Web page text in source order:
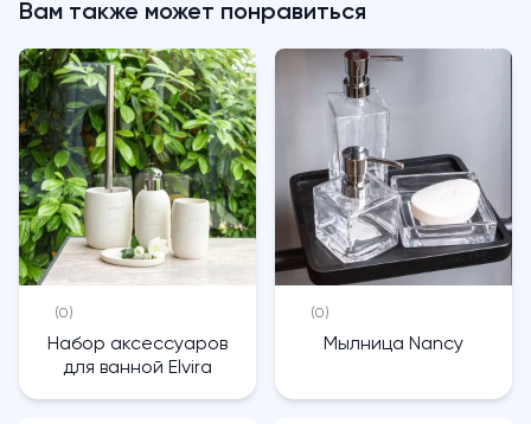
Вам также может понравиться
(0)
Набор аксессуаров
для ванной Elvira
(0)
Мылница Nancy